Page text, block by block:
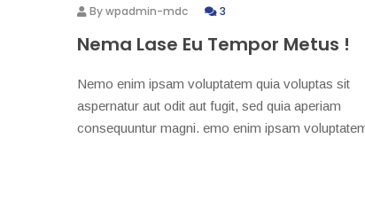
Bywpadmin-mdc 3
Nema Lase Eu Tempor Metus !
Nemo enim ipsam voluptatem quia voluptas sit
aspernatur aut odit aut fugit, sed quia aperiam
consequuntur magni. emo enim ipsam